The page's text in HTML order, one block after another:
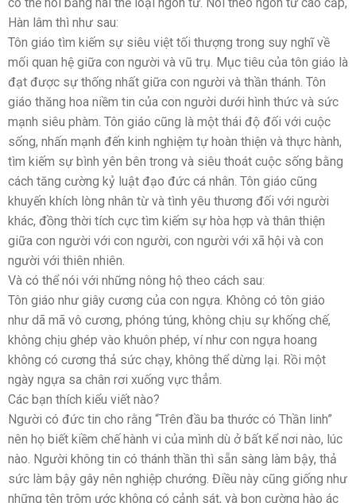
Hàn lâm thì như sau:
Tôn giáo tìm kiếm sự siêu việt tối thượng trong suy nghĩ về
mối quan hệ giữa con người và vũ trụ. Mục tiêu của tôn giáo là
đạt được sự thống nhất giữa con người và thần thánh. Tôn
giáo thăng hoa niềm tin của con người dưới hình thức và sức
mạnh siêu phàm. Tôn giáo cũng là một thái độ đối với cuộc
sống, nhấn mạnh đến kinh nghiệm tự hoàn thiện và thực hành,
tìm kiếm sự bình yên bên trong và siêu thoát cuộc sống bằng
cách tăng cường kỷ luật đạo đức cá nhân. Tôn giáo cũng
khuyến khích lòng nhân từ và tình yêu thương đối với người
khác, đồng thời tích cực tìm kiếm sự hòa hợp và thân thiện
giữa con người với con người, con người với xã hội và con
người với thiên nhiên.
Và có thể nói với những nông hộ theo cách sau:
Tôn giáo như giây cương của con ngựa. Không có tôn giáo
như dã mã vô cương, phóng túng, không chịu sự khống chế,
không chịu ghép vào khuôn phép, ví như con ngựa hoang
không có cương thả sức chạy, không thể dừng lại. Rồi một
ngày ngựa sa chân rơi xuống vực thẳm.
Các bạn thích kiểu viết nào?
Người có đức tin cho rằng “Trên đầu ba thước có Thần linh”
nên họ biết kiềm chế hành vi của mình dù ở bất kể nơi nào, lúc
nào. Người không tin có thánh thần thì sẵn sàng làm bậy, thả
sức làm bậy gây nên nghiệp chướng. Điều này cũng giống như
những tên trộm ước không có cảnh sát, và bọn cường hào ác